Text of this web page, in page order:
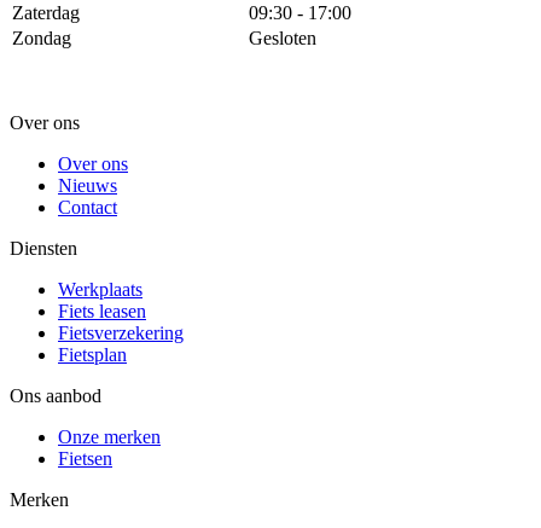
Zaterdag
09:30 - 17:00
Zondag
Gesloten
Over ons
Over ons
Nieuws
Contact
Diensten
Werkplaats
Fiets leasen
Fietsverzekering
Fietsplan
Ons aanbod
Onze merken
Fietsen
Merken